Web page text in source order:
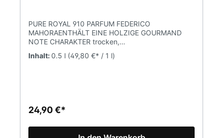
PURE ROYAL 910 PARFUM FEDERICO
MAHORAENTHÄLT EINE HOLZIGE GOURMAND
NOTE CHARAKTER trocken,
süßDUFTNOTENKOPFNOTE Jasmin,
SafranHERZNOTE Tannenbaum,
von FM (Federico Mahora).
Inhalt: 0.5 l (49,80 €* / 1 l)
24,90 €*